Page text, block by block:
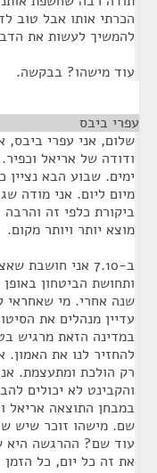
הכרתי אותו אבל טוב
להמשיך לעשות את
עוד מישהו? בבקשה.
עפרי ביבס
שלום, אני עפרי ביבס,
ימים. שבוע הבא נציין
מיום ליום. אני מודה
ביקורת כלפי זה
מוצא יותר ויותר מקום.
ב-7.10 אני
ותחושת הביטחון
עדיין מנהלים את
במדינה הזאת מרגיש
להחזיר לנו את האמון.
רק הולכת ומתעצמת.
והקבינט לא יכולים
במבחן התוצאה אריאל
שם. מישהו זוכר שיש
עוד שם? ההרגשה היא
את זה כל יום, כל הזמן